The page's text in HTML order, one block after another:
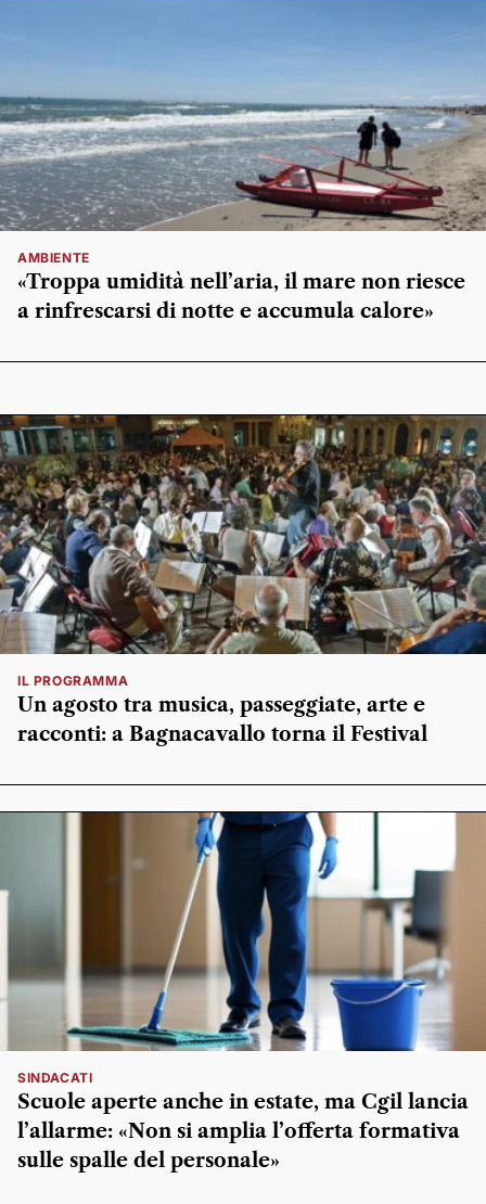
AMBIENTE
«Troppa umidità nell’aria, il mare non riesce
a rinfrescarsi di notte e accumula calore»
IL PROGRAMMA
Un agosto tra musica, passeggiate, arte e
racconti: a Bagnacavallo torna il Festival
SINDACATI
Scuole aperte anche in estate, ma Cgil lancia
l’allarme: «Non si amplia l’offerta formativa
sulle spalle del personale»